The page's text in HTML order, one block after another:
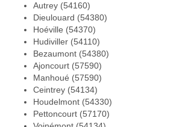
Autrey (54160)
Dieulouard (54380)
Hoéville (54370)
Hudiviller (54110)
Bezaumont (54380)
Ajoncourt (57590)
Manhoué (57590)
Ceintrey (54134)
Houdelmont (54330)
Pettoncourt (57170)